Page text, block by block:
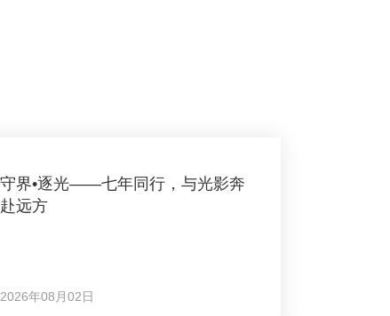
守界•逐光——七年同行，与光影奔
赴远方
2026年08月02日